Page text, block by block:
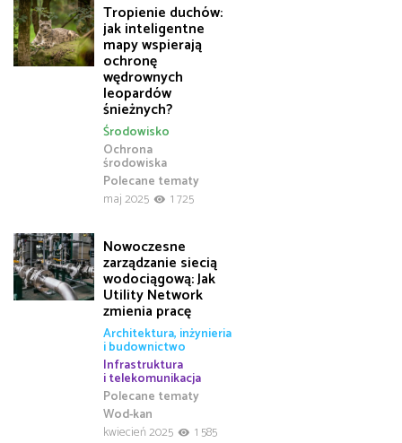
Tropienie duchów:
jak inteligentne
mapy wspierają
ochronę
wędrownych
leopardów
śnieżnych?
Ochrona
środowiska
Polecane tematy
Środowisko
maj 2025 1 725
Nowoczesne
zarządzanie siecią
wodociągową: Jak
Utility Network
zmienia pracę
Architektura, inżynieria
i budownictwo
Infrastruktura
i telekomunikacja
Polecane tematy
Wod-kan
kwiecień 2025
1 585